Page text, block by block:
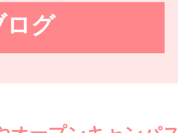
ログ